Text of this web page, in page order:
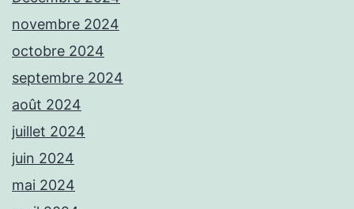
novembre 2024
octobre 2024
septembre 2024
août 2024
juillet 2024
juin 2024
mai 2024